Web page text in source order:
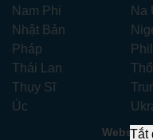
Nam Phi
Na
Nhật Bản
Pháp
Thái Lan
Thụy Sĩ
Úc
Website
Tắt